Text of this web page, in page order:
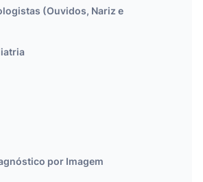
(Ouvidos, Nariz e
por Imagem